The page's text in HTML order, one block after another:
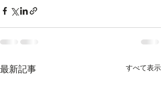
最新記事 すべて表示